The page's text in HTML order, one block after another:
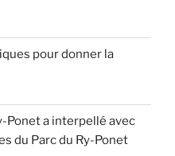
pour donner la
Ponet a interpellé avec
du Parc du Ry-Ponet